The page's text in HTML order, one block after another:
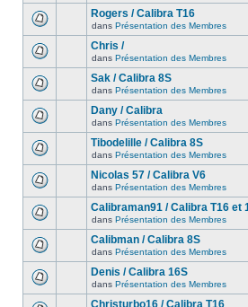
Rogers / Calibra T16
dans Présentation des Membres
Chris /
dans Présentation des Membres
Sak / Calibra 8S
dans Présentation des Membres
Dany / Calibra
dans Présentation des Membres
Tibodelille / Calibra 8S
dans Présentation des Membres
Nicolas 57 / Calibra V6
dans Présentation des Membres
Calibraman91 / Calibra T16 et
dans Présentation des Membres
Calibman / Calibra 8S
dans Présentation des Membres
Denis / Calibra 16S
dans Présentation des Membres
Christurbo16 / Calibra T16